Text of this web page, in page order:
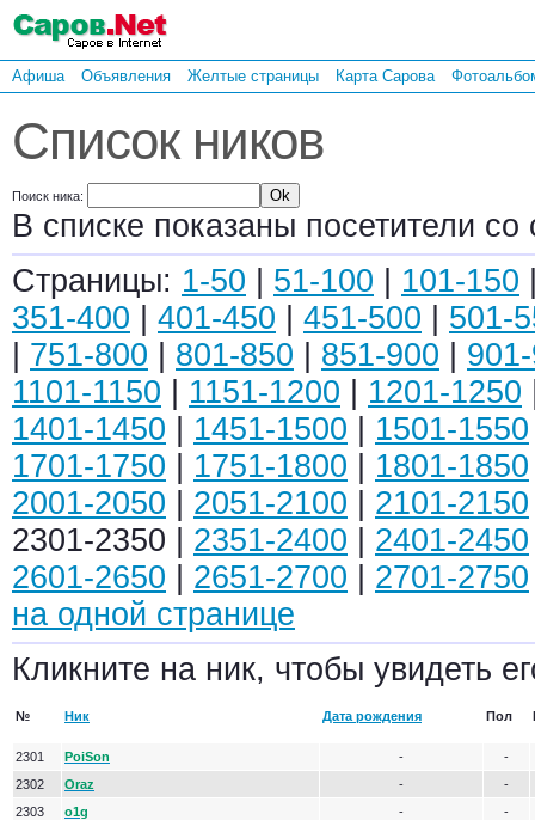
Афиша Объявления Желтые страницы Карта Сарова
Список ников
Поиск ника:
В списке показаны посетители
Страницы: 1-50 51-100 101-150
351-400
401-450 451-500
501-
751-800 801-850 851-900
1101-1150
1151-1200 1201-1250
1401-1450
1451-1500 1501-1550
1701-1750
1751-1800 1801-1850
2001-2050
2051-2100 2101-2150
2301-2350 | 2351-2400 2401-2450
2601-2650
2651-2700 2701-2750
на одной странице
Кликните на ник, чтобы увидеть
№ Ник Дата рождения Пол
2301 PoiSon -
-
2302
Oraz -
-
2303
o1g -
-